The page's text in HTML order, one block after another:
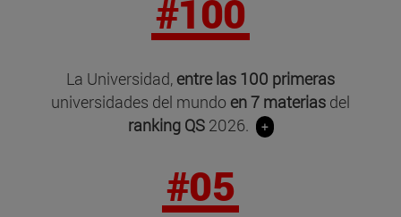
#100
La Universidad, entre las 100 primeras
universidades del mundo en 7 materias del
ranking QS 2026. +
#05